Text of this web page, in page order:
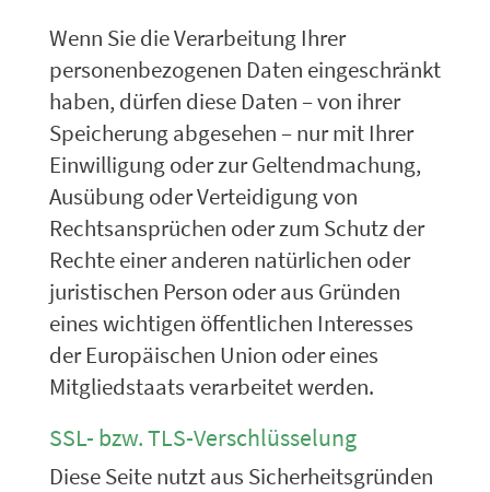
Wenn Sie die Verarbeitung Ihrer
personenbezogenen Daten eingeschränkt
haben, dürfen diese Daten – von ihrer
Speicherung abgesehen – nur mit Ihrer
Einwilligung oder zur Geltendmachung,
Ausübung oder Verteidigung von
Rechtsansprüchen oder zum Schutz der
Rechte einer anderen natürlichen oder
juristischen Person oder aus Gründen
eines wichtigen öffentlichen Interesses
der Europäischen Union oder eines
Mitgliedstaats verarbeitet werden.
SSL- bzw. TLS-Verschlüsselung
Diese Seite nutzt aus Sicherheitsgründen